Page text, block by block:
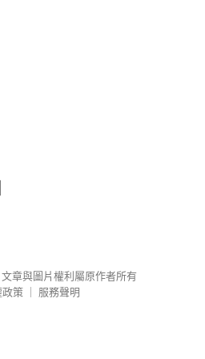
文章與圖片權利屬原作者所有
政策
服務聲明